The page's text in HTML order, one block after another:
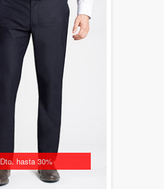
Dto. hasta 30%